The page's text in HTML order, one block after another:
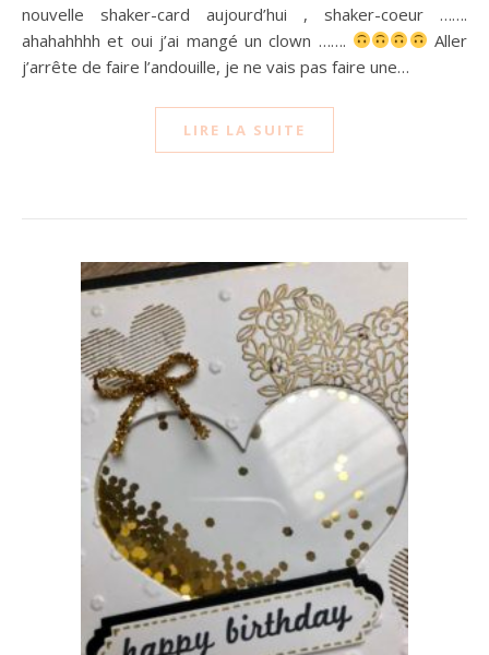
nouvelle shaker-card aujourd’hui , shaker-coeur …….
ahahahhhh et oui j’ai mangé un clown …….
Aller
j’arrête de faire l’andouille, je ne vais pas faire une…
LIRE LA SUITE